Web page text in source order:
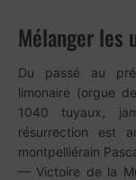
Mélanger les
Du passé au
limonaire (orgue
1040 tuyaux,
résurrection est
montpelliérain
— Victoire de la